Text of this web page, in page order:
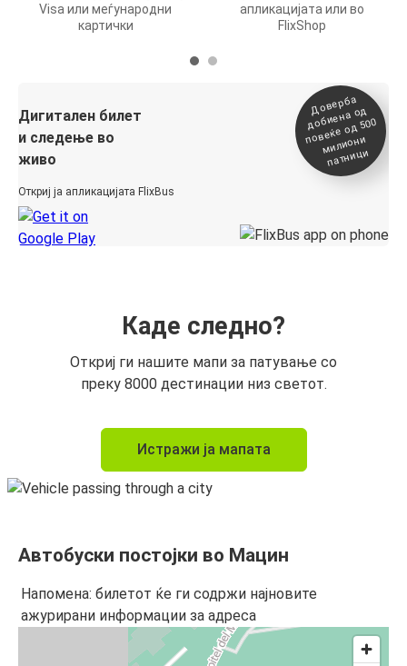
Visa или меѓународни
картички
апликацијата или во
FlixShop
Дигитален билет
и следење во
живо
Откриј ја апликацијата FlixBus
Доверба
добиена о
д
повеќе о
д 500
милиони
патници
Каде следно?
Откриј ги нашите мапи за патување со
преку 8000 дестинации низ светот.
Истражи ја мапата
Автобуски постојки во Мацин
Напомена: билетот ќе ги содржи најновите
ажурирани информации за адреса